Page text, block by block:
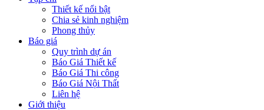
Thiết kế nổi bật
Chia sẻ kinh nghiệm
Phong thủy
Báo giá
Quy trình dự án
Báo Giá Thiết kế
Báo Giá Thi công
Báo Giá Nội Thất
Liên hệ
Giới thiệu